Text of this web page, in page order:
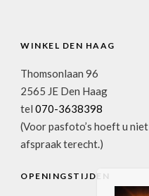
WINKEL DEN HAAG
Thomsonlaan 96
2565 JE Den Haag
tel 070-3638398
(Voor pasfoto’s hoeft u
afspraak terecht.)
OPENINGSTIJDEN